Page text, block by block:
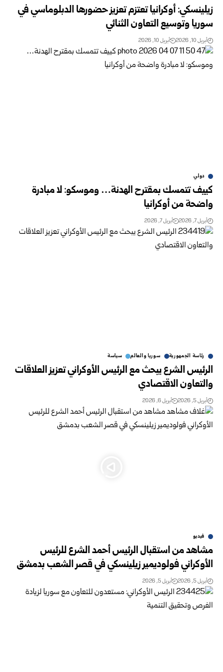
زيلينسكي: أوكرانيا تعتزم تعزيز حضورها الدبلوماسي في
سوريا وتوسيع التعاون الثنائي
أبريل 10, 2026 أبريل 10, 2026
دولي
كييف تتمسك بمقترح الهدنة… وموسكو: لا مبادرة
واضحة من أوكرانيا
أبريل 7, 2026 أبريل 7, 2026
رئاسة الجمهورية سوريا والعالم سياسة
الرئيس الشرع يبحث مع الرئيس الأوكراني تعزيز العلاقات
والتعاون الاقتصادي
أبريل 5, 2026 أبريل 6, 2026
فيديو
مشاهد من استقبال الرئيس أحمد الشرع للرئيس
الأوكراني فولوديمير زيلينسكي في قصر الشعب بدمشق
أبريل 5, 2026 أبريل 5, 2026